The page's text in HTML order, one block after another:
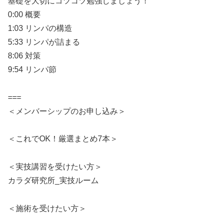
0:00 概要
1:03 リンパの構造
5:33 リンパが詰まる
8:06 対策
9:54 リンパ節
===
＜メンバーシップのお申し込み＞
＜これでOK！厳選まとめ7本＞
＜実技講習を受けたい方＞
カラダ研究所_実技ルーム
＜施術を受けたい方＞